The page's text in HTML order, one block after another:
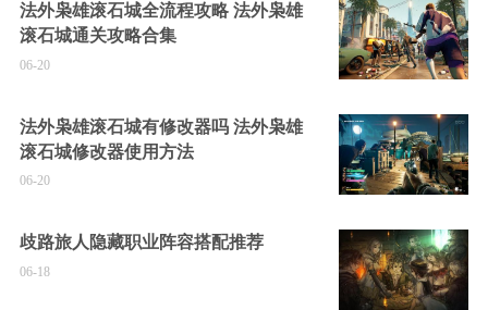
法外枭雄滚石城全流程攻略 法外枭雄
滚石城通关攻略合集
06-20
法外枭雄滚石城有修改器吗 法外枭雄
滚石城修改器使用方法
06-20
歧路旅人隐藏职业阵容搭配推荐
06-18